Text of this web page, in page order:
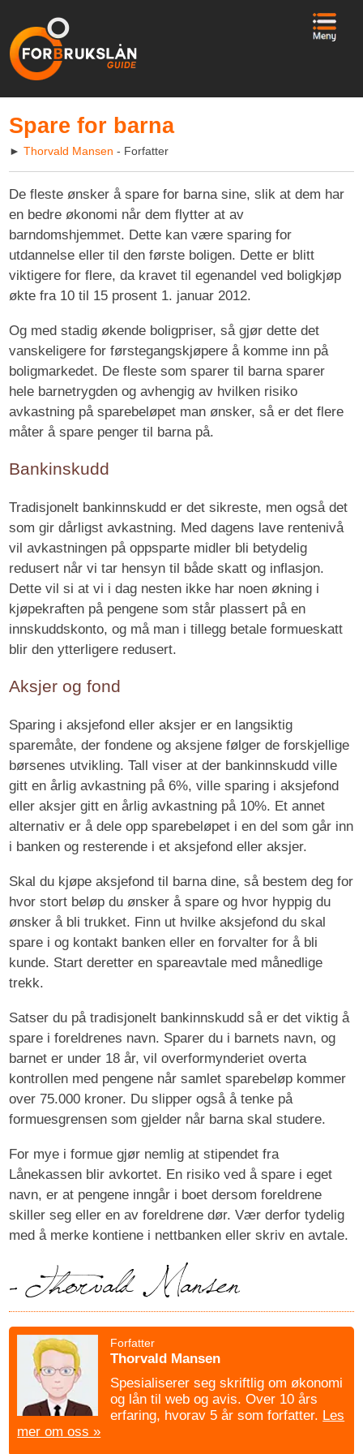
Spare for barna
►Thorvald Mansen - Forfatter
De fleste ønsker å spare for barna sine, slik at dem har
en bedre økonomi når dem flytter at av
barndomshjemmet. Dette kan være sparing for
utdannelse eller til den første boligen. Dette er blitt
viktigere for flere, da kravet til egenandel ved boligkjøp
økte fra 10 til 15 prosent 1. januar 2012.
Og med stadig økende boligpriser, så gjør dette det
vanskeligere for førstegangskjøpere å komme inn på
boligmarkedet. De fleste som sparer til barna sparer
hele barnetrygden og avhengig av hvilken risiko
avkastning på sparebeløpet man ønsker, så er det flere
måter å spare penger til barna på.
Bankinskudd
Tradisjonelt bankinnskudd er det sikreste, men også det
som gir dårligst avkastning. Med dagens lave rentenivå
vil avkastningen på oppsparte midler bli betydelig
redusert når vi tar hensyn til både skatt og inflasjon.
Dette vil si at vi i dag nesten ikke har noen økning i
kjøpekraften på pengene som står plassert på en
innskuddskonto, og må man i tillegg betale formueskatt
blir den ytterligere redusert.
Aksjer og fond
Sparing i aksjefond eller aksjer er en langsiktig
sparemåte, der fondene og aksjene følger de forskjellige
børsenes utvikling. Tall viser at der bankinnskudd ville
gitt en årlig avkastning på 6%, ville sparing i aksjefond
eller aksjer gitt en årlig avkastning på 10%. Et annet
alternativ er å dele opp sparebeløpet i en del som går inn
i banken og resterende i et aksjefond eller aksjer.
Skal du kjøpe aksjefond til barna dine, så bestem deg for
hvor stort beløp du ønsker å spare og hvor hyppig du
ønsker å bli trukket. Finn ut hvilke aksjefond du skal
spare i og kontakt banken eller en forvalter for å bli
kunde. Start deretter en spareavtale med månedlige
trekk.
Satser du på tradisjonelt bankinnskudd så er det viktig å
spare i foreldrenes navn. Sparer du i barnets navn, og
barnet er under 18 år, vil overformynderiet overta
kontrollen med pengene når samlet sparebeløp kommer
over 75.000 kroner. Du slipper også å tenke på
formuesgrensen som gjelder når barna skal studere.
For mye i formue gjør nemlig at stipendet fra
Lånekassen blir avkortet. En risiko ved å spare i eget
navn, er at pengene inngår i boet dersom foreldrene
skiller seg eller en av foreldrene dør. Vær derfor tydelig
med å merke kontiene i nettbanken eller skriv en avtale.
Forfatter
Thorvald Mansen
Spesialiserer seg skriftlig om økonomi
og lån til web og avis. Over 10 års
erfaring, hvorav 5 år som forfatter. Les
mer om oss »